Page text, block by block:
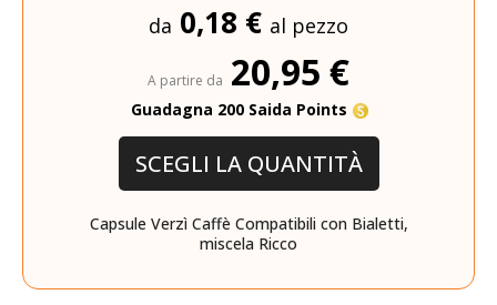
da 0,18 € al pezzo
A partire da 20,95 €
Guadagna 200 Saida Points
SCEGLI LA QUANTITÀ
Capsule Verzì Caffè Compatibili con Bialetti,
miscela Ricco